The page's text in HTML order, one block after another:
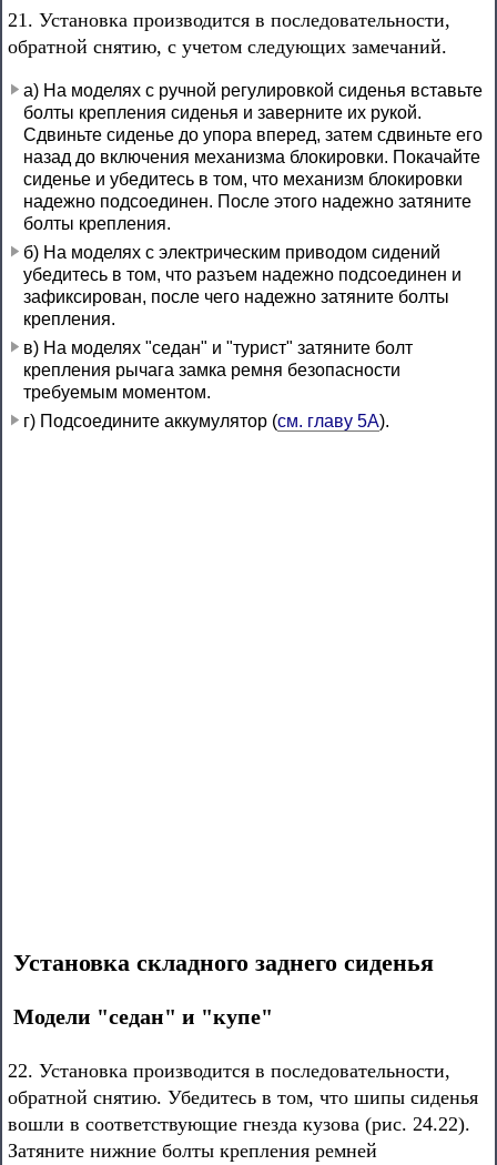
21. Установка производится в последовательности,
обратной снятию, с учетом следующих замечаний.
а) На моделях с ручной регулировкой сиденья вставьте
болты крепления сиденья и заверните их рукой.
Сдвиньте сиденье до упора вперед, затем сдвиньте его
назад до включения механизма блокировки. Покачайте
сиденье и убедитесь в том, что механизм блокировки
надежно подсоединен. После этого надежно затяните
болты крепления.
б) На моделях с электрическим приводом сидений
убедитесь в том, что разъем надежно подсоединен и
зафиксирован, после чего надежно затяните болты
крепления.
в) На моделях "седан" и "турист" затяните болт
крепления рычага замка ремня безопасности
требуемым моментом.
г) Подсоедините аккумулятор (см. главу 5А).
Установка складного заднего сиденья
Модели "седан" и "купе"
22. Установка производится в последовательности,
обратной снятию. Убедитесь в том, что шипы сиденья
вошли в соответствующие гнезда кузова (рис. 24.22).
Затяните нижние болты крепления ремней